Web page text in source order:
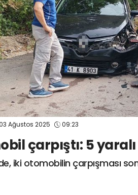
Ağustos 2025 09:23
çarpıştı: 5 yaralı
iki otomobilin çarpışması